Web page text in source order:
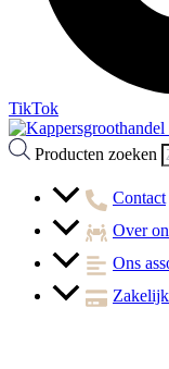
TikTok
Producten zoeken
Contact
Over
Ons